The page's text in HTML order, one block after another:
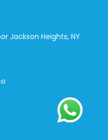
Jackson Heights, NY